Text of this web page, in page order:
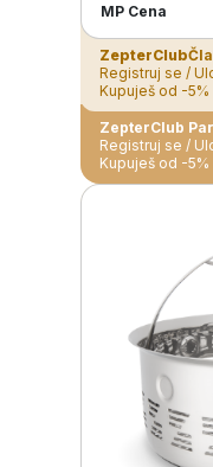
MP Cena
ZepterClub
Registruj se /
Kupuješ od -
Registruj se /
Kupuješ od -